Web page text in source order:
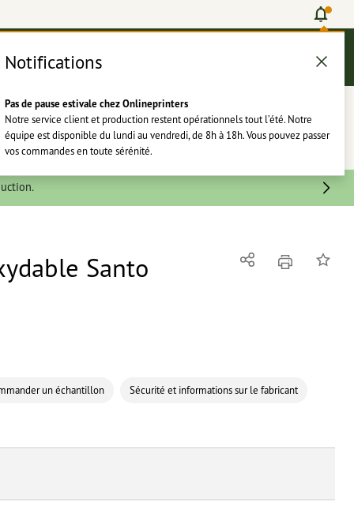
Notifications
Pas de pause estivale chez Onlineprinters
Notre service client et production restent opérationnels tout l’été. Notre
équipe est disponible du lundi au vendredi, de 8h à 18h. Vous pouvez passer
vos commandes en toute sérénité.
Panier
Papeterie Autocollants
Santo
un échantillon Sécurité et informations sur le fabricant
Partagerimprimer